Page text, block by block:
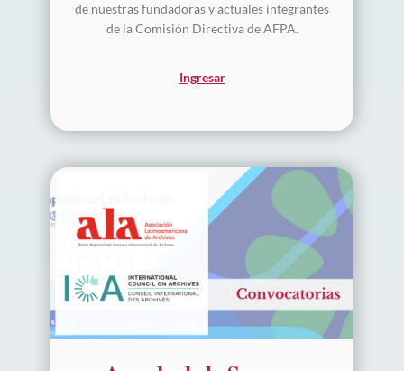
de nuestras fundadoras y actuales integrantes
de la Comisión Directiva de AFPA.
Ingresar